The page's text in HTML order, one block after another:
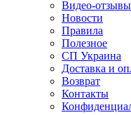
Видео-отзывы
Новости
Правила
Полезное
СП Украина
Доставка и
Возврат
Контакты